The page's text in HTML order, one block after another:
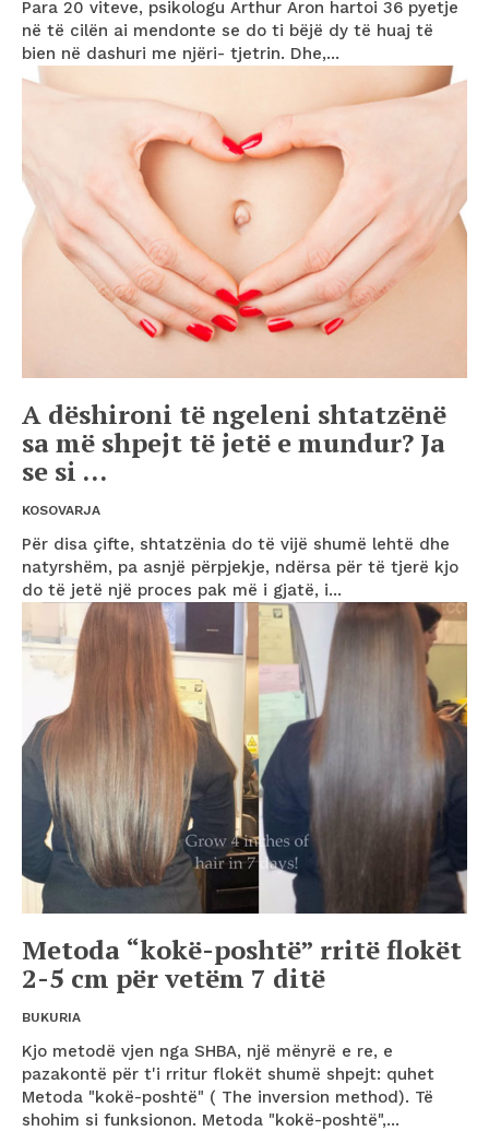
Para 20 viteve, psikologu Arthur Aron hartoi 36 pyetje
në të cilën ai mendonte se do ti bëjë dy të huaj të
bien në dashuri me njëri- tjetrin. Dhe,...
A dëshironi të ngeleni shtatzënë
sa më shpejt të jetë e mundur? Ja
se si …
KOSOVARJA
Për disa çifte, shtatzënia do të vijë shumë lehtë dhe
natyrshëm, pa asnjë përpjekje, ndërsa për të tjerë kjo
do të jetë një proces pak më i gjatë, i...
Metoda “kokë-poshtë” rritë flokët
2-5 cm për vetëm 7 ditë
BUKURIA
Kjo metodë vjen nga SHBA, një mënyrë e re, e
pazakontë për t'i rritur flokët shumë shpejt: quhet
Metoda "kokë-poshtë" ( The inversion method). Të
shohim si funksionon. Metoda "kokë-poshtë",...